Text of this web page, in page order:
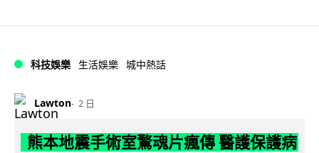
科技娛樂 生活娛樂 城中熱話
Lawton 2 日
熊本地震手術室驚魂片瘋傳 醫護保護病